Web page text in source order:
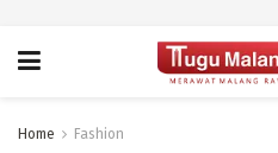
Home Fashion